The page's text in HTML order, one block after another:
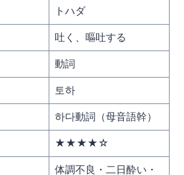
トハダ
吐く、嘔吐する
動詞
토하
하다動詞（母音語幹）
★★★★☆
体調不良・二日酔い・